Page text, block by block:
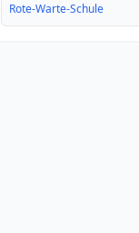
Rote-Warte-Schule